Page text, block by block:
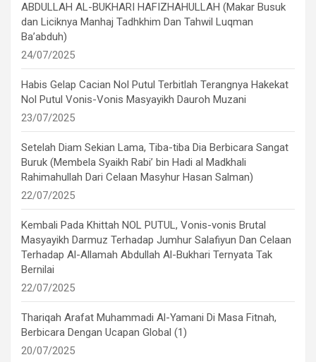
ABDULLAH AL-BUKHARI HAFIZHAHULLAH (Makar Busuk
dan Liciknya Manhaj Tadhkhim Dan Tahwil Luqman
Ba’abduh)
24/07/2025
Habis Gelap Cacian Nol Putul Terbitlah Terangnya Hakekat
Nol Putul Vonis-Vonis Masyayikh Dauroh Muzani
23/07/2025
Setelah Diam Sekian Lama, Tiba-tiba Dia Berbicara Sangat
Buruk (Membela Syaikh Rabi’ bin Hadi al Madkhali
Rahimahullah Dari Celaan Masyhur Hasan Salman)
22/07/2025
Kembali Pada Khittah NOL PUTUL, Vonis-vonis Brutal
Masyayikh Darmuz Terhadap Jumhur Salafiyun Dan Celaan
Terhadap Al-Allamah Abdullah Al-Bukhari Ternyata Tak
Bernilai
22/07/2025
Thariqah Arafat Muhammadi Al-Yamani Di Masa Fitnah,
Berbicara Dengan Ucapan Global (1)
20/07/2025